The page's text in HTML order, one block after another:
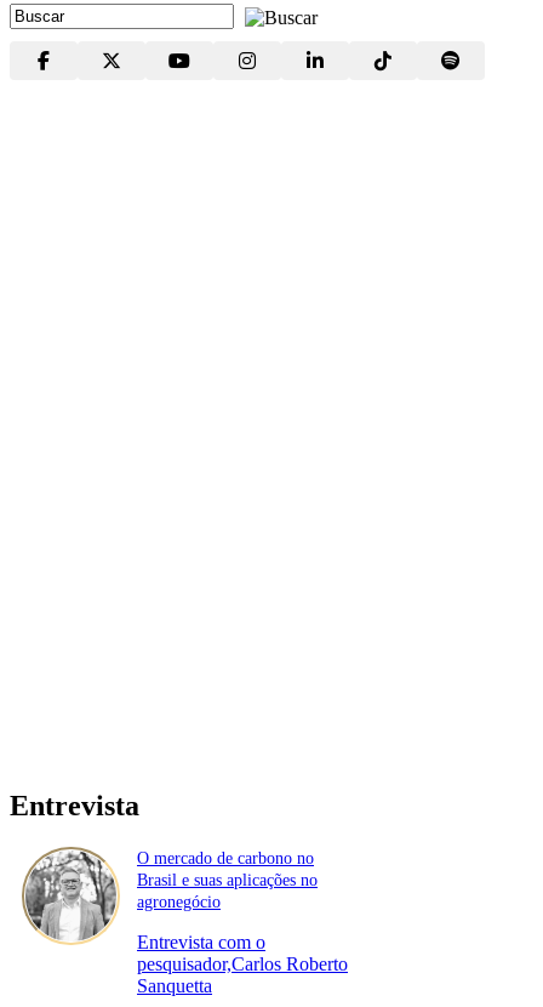
Entrevista
O mercado de carbono no
Brasil e suas aplicações no
agronegócio
Entrevista com o
pesquisador,Carlos Roberto
Sanquetta